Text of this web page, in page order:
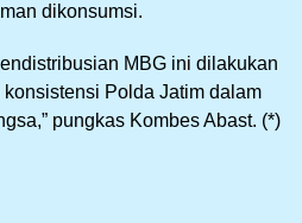
dikonsumsi.
MBG ini dilakukan
Polda Jatim dalam
pungkas Kombes Abast. (*)